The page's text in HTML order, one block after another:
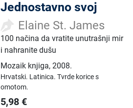
Jednostavno svoj
Elaine St. James
100 načina da vratite unutrašnji mir
i nahranite dušu
Mozaik knjiga,2008.
Hrvatski. Latinica.Tvrde korice s
omotom.
5,98 €